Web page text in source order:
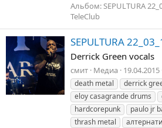
Альбом: SEPULTURA
TeleClub
SEPULTURA
Derrick Green vocals
смит Медиа 19.04.2015
death metal
derrick
eloy casagrande drums
hardcorepunk
paulo jr
thrash metal